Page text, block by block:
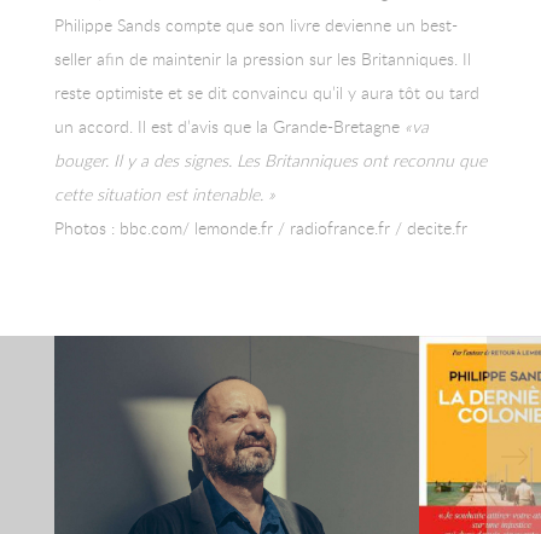
Philippe Sands compte que son livre devienne un best-
seller afin de maintenir la pression sur les Britanniques. Il
reste optimiste et se dit convaincu qu’il y aura tôt ou tard
un accord. Il est d’avis que la Grande-Bretagne «va
bouger. Il y a des signes. Les Britanniques ont reconnu que
cette situation est intenable. »
Photos : bbc.com/ lemonde.fr / radiofrance.fr / decite.fr